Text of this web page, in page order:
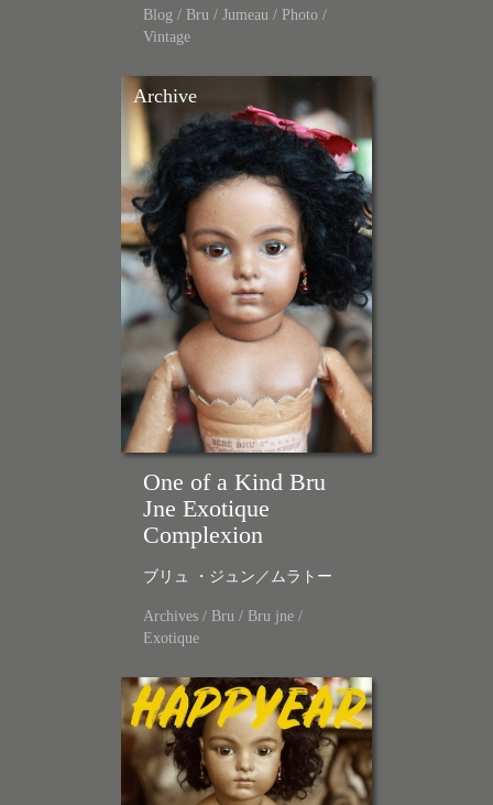
Blog / Bru / Jumeau / Photo /
Vintage
Archive
One of a Kind Bru
Jne Exotique
Complexion
ブリュ ・ジュン／ムラトー
Archives / Bru / Bru jne /
Exotique